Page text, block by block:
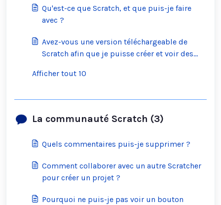
Qu'est-ce que Scratch, et que puis-je faire
avec ?
Avez-vous une version téléchargeable de
Scratch afin que je puisse créer et voir des
Afficher tout 10
La communauté Scratch (3)
Quels commentaires puis-je supprimer ?
Comment collaborer avec un autre Scratcher
pour créer un projet ?
Pourquoi ne puis-je pas voir un bouton